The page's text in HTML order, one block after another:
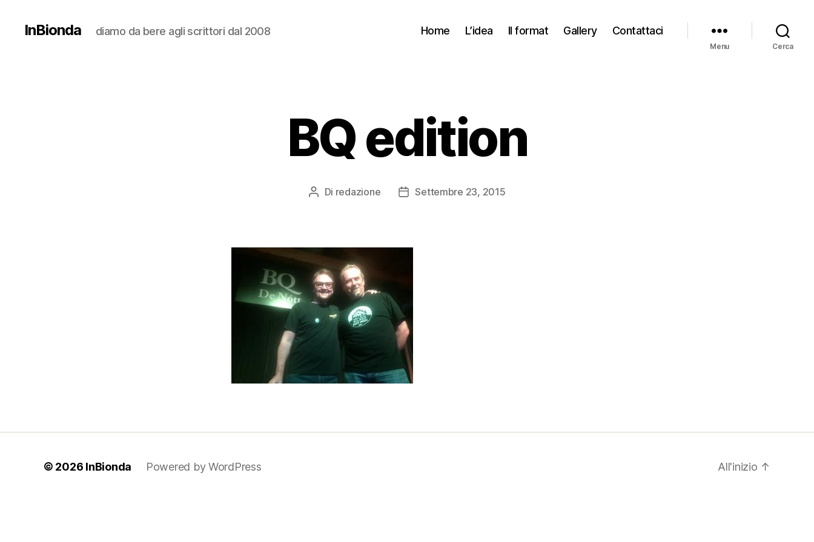
InBionda diamo da bere agli scrittori dal 2008 Home L’idea Il format Gallery Contattaci
Menu Cerca
BQ edition
Autore
Di redazione
DataSettembre 23, 2015
© 2026 InBionda Powered by WordPress All'inizio ↑